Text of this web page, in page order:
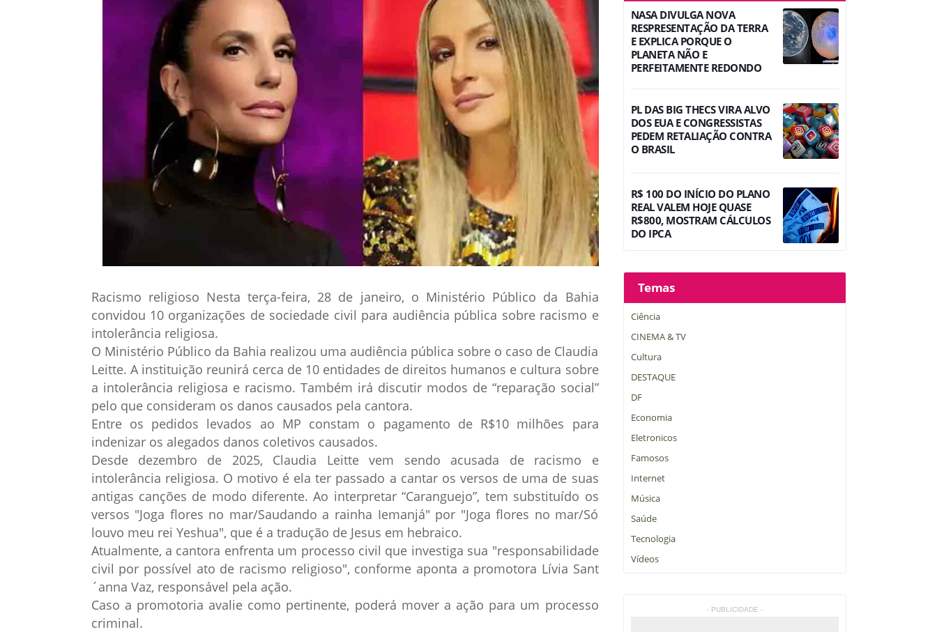
Racismo religioso Nesta terça-feira, 28 de janeiro, o Ministério Público da Bahia
convidou 10 organizações de sociedade civil para audiência pública sobre racismo e
intolerância religiosa.
O Ministério Público da Bahia realizou uma audiência pública sobre o caso de Claudia
Leitte. A instituição reunirá cerca de 10 entidades de direitos humanos e cultura sobre
a intolerância religiosa e racismo. Também irá discutir modos de “reparação social”
pelo que consideram os danos causados pela cantora.
Entre os pedidos levados ao MP constam o pagamento de R$10 milhões para
indenizar os alegados danos coletivos causados.
Desde dezembro de 2025, Claudia Leitte vem sendo acusada de racismo e
intolerância religiosa. O motivo é ela ter passado a cantar os versos de uma de suas
antigas canções de modo diferente. Ao interpretar “Caranguejo”, tem substituído os
versos "Joga flores no mar/Saudando a rainha Iemanjá" por "Joga flores no mar/Só
louvo meu rei Yeshua", que é a tradução de Jesus em hebraico.
Atualmente, a cantora enfrenta um processo civil que investiga sua "responsabilidade
civil por possível ato de racismo religioso", conforme aponta a promotora Lívia Sant
´anna Vaz, responsável pela ação.
Caso a promotoria avalie como pertinente, poderá mover a ação para um processo
criminal.
NASA DIVULGA NOVA
RESPRESENTAÇÃO DA TERRA
E EXPLICA PORQUE O
PLANETA NÃO E
PERFEITAMENTE REDONDO
PL DAS BIG THECS VIRA ALVO
DOS EUA E CONGRESSISTAS
PEDEM RETALIAÇÃO CONTRA
O BRASIL
R$ 100 DO INÍCIO DO PLANO
REAL VALEM HOJE QUASE
R$800, MOSTRAM CÁLCULOS
DO IPCA
Temas
Ciência
CINEMA & TV
Cultura
DESTAQUE
DF
Economia
Eletronicos
Famosos
Internet
Música
Saúde
Tecnologia
Vídeos
- PUBLICIDADE -